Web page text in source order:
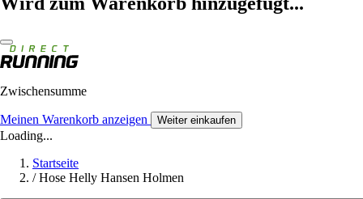
Zwischensumme
Meinen Warenkorb anzeigen Weiter einkaufen
Loading...
Startseite
/ Hose Helly Hansen Holmen